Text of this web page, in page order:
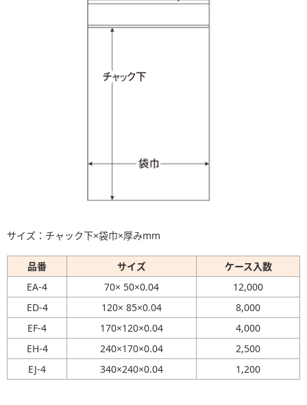
サイズ：チャック下×袋巾×厚みmm
品番 サイズ
ケース入数
EA-4
70× 50×0.04
12,000
ED-4
120× 85×0.04
8,000
EF-4
170×120×0.04
4,000
EH-4
240×170×0.04
2,500
EJ-4
340×240×0.04 1,200